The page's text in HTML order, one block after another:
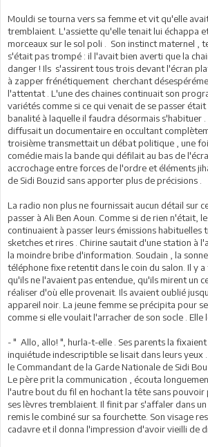
Mouldi se tourna vers sa femme et vit qu'elle
tremblaient. L'assiette qu'elle tenait lui échappa
morceaux sur le sol poli . Son instinct maternel ,
s'était pas trompé : il l'avait bien averti que la
danger ! Ils s'assirent tous trois devant l'écran
à zapper frénétiquement cherchant
l'attentat . L'une des chaines continuait son
variétés comme si ce qui venait de se passer
banalité à laquelle il faudra désormais s'habituer .
diffusait un documentaire en occultant
troisième transmettait un débat politique , une
comédie mais la bande qui défilait au bas de
accrochage entre forces de l'ordre et éléments
de Sidi Bouzid sans apporter plus de précisions .
La radio non plus ne fournissait aucun détail sur
passer à Ali Ben Aoun. Comme si de rien n'était,
continuaient à passer leurs émissions habituelles
sketches et rires . Chirine sautait d'une station à
la moindre bribe d'information. Soudain , la
téléphone fixe retentit dans le coin du salon. Il y
qu'ils ne l'avaient pas entendue, qu'ils mirent un
réaliser d'où elle provenait. Ils avaient oublié
appareil noir. La jeune femme se précipita pour
comme si elle voulait l'arracher de son socle . Elle
- " Allo, allo! ", hurla-t-elle . Ses parents la
inquiétude indescriptible se lisait dans leurs yeux
le Commandant de la Garde Nationale de Sidi
Le père prit la communication , écouta
l'autre bout du fil en hochant la tête sans
ses lèvres tremblaient. Il finit par s'affaler dans
remis le combiné sur sa fourchette. Son visage
cadavre et il donna l'impression d'avoir vieilli de